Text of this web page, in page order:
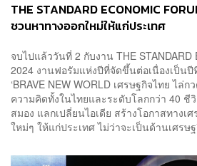
THE STANDARD ECONOMIC
ชวนหาทางออกใหม่ให้แก่ประเทศ
จบไปแล้ววันที่ 2 กับงาน THE STANDARD
2024 งานฟอรัมแห่งปีที่จัดขึ้นต่อเนื่องเป็น
‘BRAVE NEW WORLD เศรษฐกิจไทย ไล่
ความคิดทั้งในไทยและระดับโลกกว่า 40 ชี
สมอง แลกเปลี่ยนไอเดีย สร้างโอกาสทางเ
ใหม่ๆ ให้แก่ประเทศ ไม่ว่าจะเป็นด้านเศรษ